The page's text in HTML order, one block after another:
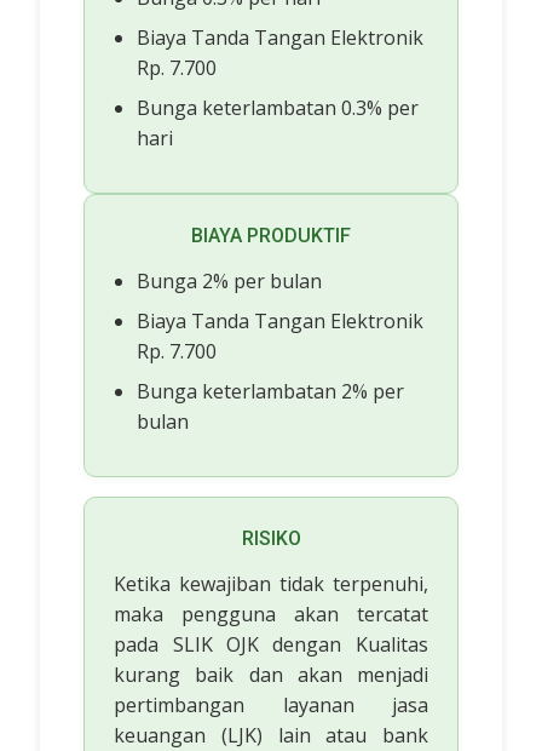
Biaya Tanda Tangan Elektronik
Rp. 7.700
Bunga keterlambatan 0.3% per
hari
BIAYA PRODUKTIF
Bunga 2% per bulan
Biaya Tanda Tangan Elektronik
Rp. 7.700
Bunga keterlambatan 2% per
bulan
RISIKO
Ketika kewajiban tidak terpenuhi,
maka pengguna akan tercatat
pada SLIK OJK dengan Kualitas
kurang baik dan akan menjadi
pertimbangan layanan jasa
keuangan (LJK) lain atau bank